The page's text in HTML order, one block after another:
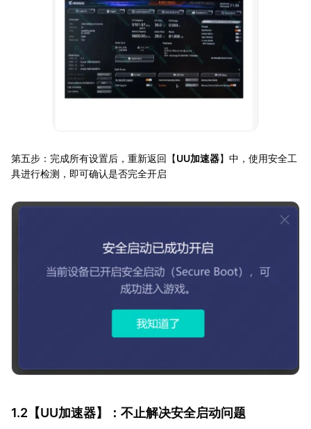
第五步：完成所有设置后，重新返回【UU加速器】中，使用安全工
具进行检测，即可确认是否完全开启
1.2【UU加速器】：不止解决安全启动问题